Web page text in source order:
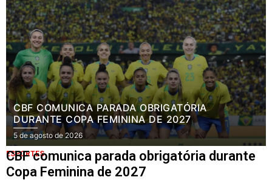
CBF COMUNICA PARADA OBRIGATÓRIA
DURANTE COPA FEMININA DE 2027
5 de agosto de 2026
ESPORTES
CBF comunica parada obrigatória durante
Copa Feminina de 2027